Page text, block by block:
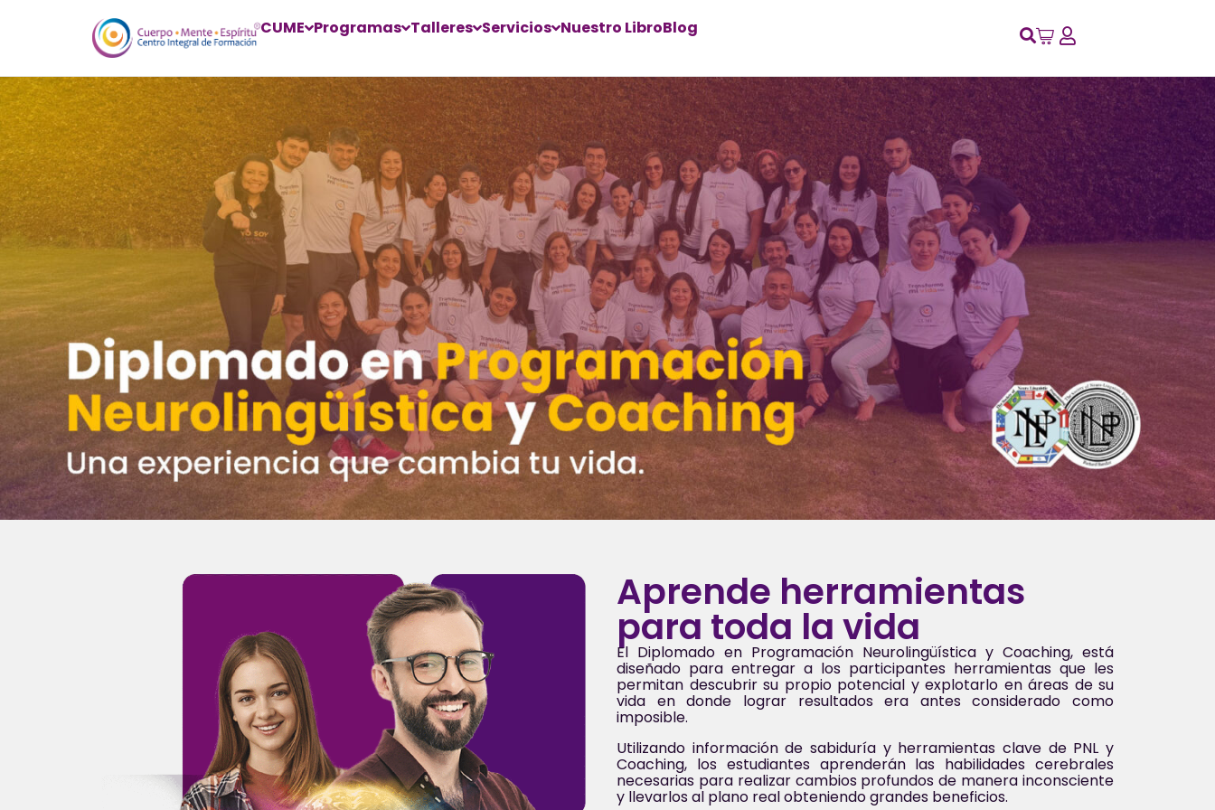
CUME Programas Talleres Servicios Nuestro LibroBlog
Aprende herramientas
para toda la vida
El Diplomado en Programación Neurolingüística y Coaching, está
diseñado para entregar a los participantes herramientas que les
permitan descubrir su propio potencial y explotarlo en áreas de su
vida en donde lograr resultados era antes considerado como
imposible.
Utilizando información de sabiduría y herramientas clave de PNL y
Coaching, los estudiantes aprenderán las habilidades cerebrales
necesarias para realizar cambios profundos de manera inconsciente
y llevarlos al plano real obteniendo grandes beneficios.